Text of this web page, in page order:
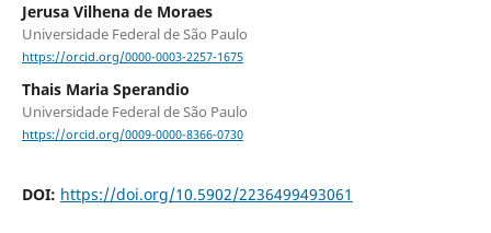
Jerusa Vilhena de Moraes
Universidade Federal de São Paulo
https://orcid.org/0000-0003-2257-1675
Thais Maria Sperandio
Universidade Federal de São Paulo
https://orcid.org/0009-0000-8366-0730
DOI: https://doi.org/10.5902/2236499493061